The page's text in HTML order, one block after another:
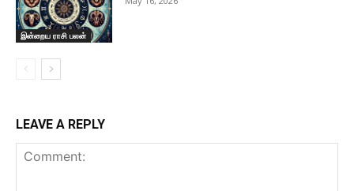
இன்றைய ராசி பலன்
LEAVE A REPLY